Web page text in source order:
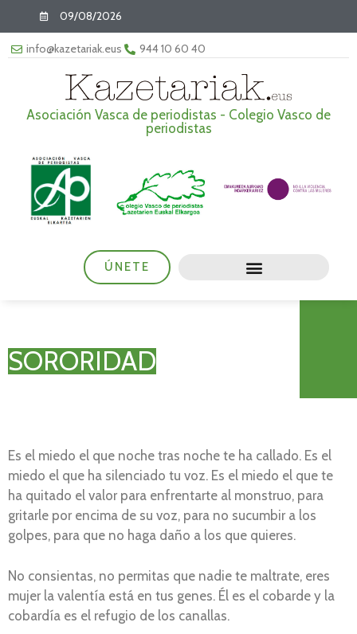
09/08/2026
info@kazetariak.eus 944 10 60 40
Asociación Vasca de periodistas - Colegio Vasco de
periodistas
ÚNETE
SORORIDAD
Es el miedo el que noche tras noche te ha callado. Es el
miedo el que ha silenciado tu voz. Es el miedo el que te
ha quitado el valor para enfrentarte al monstruo, para
gritarle por encima de su voz, para no sucumbir a los
golpes, para que no haga daño a los que quieres.
No consientas, no permitas que nadie te maltrate, eres
mujer la valentía está en tus genes. Él es el cobarde y la
cobardía es el refugio de los canallas.